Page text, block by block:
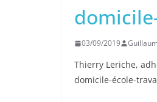
03/09/2019
Thierry Leriche,
domicile-école-